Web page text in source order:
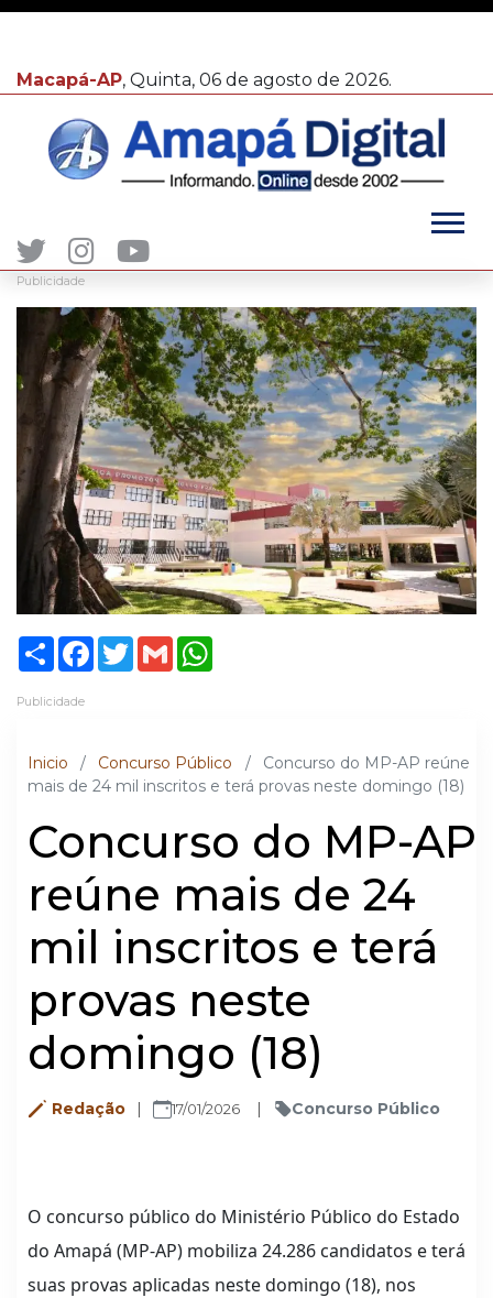
Macapá-AP, Quinta, 06 de agosto de 2026.
Publicidade
ShareFacebook
TwitterGmail
Publicidade
Inicio / Concurso Público /
Concurso do MP-AP reúne
mais de 24 mil inscritos e terá provas neste domingo (18)
Concurso do MP-AP
reúne mais de 24
mil inscritos e terá
provas neste
domingo (18)
Redação 17/01/2026 Concurso Público
O concurso público do Ministério Público do Estado
do Amapá (MP-AP) mobiliza 24.286 candidatos e terá
suas provas aplicadas neste domingo (18), nos